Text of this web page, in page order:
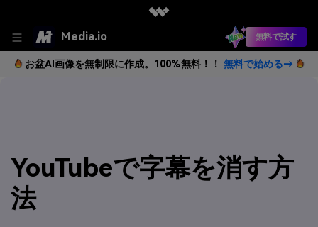
Media.io 無料で試す
お盆AI画像を無制限に作成。100%無料！！ 無料で始める→
YouTubeで字幕を消す方
法